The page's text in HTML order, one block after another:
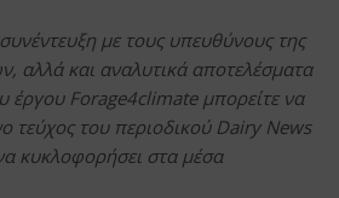
με τους υπευθύνους της
αλλά και αναλυτικά αποτελέσματα
έργου Forage4climate μπορείτε να
τεύχος του περιοδικού Dairy News
κυκλοφορήσει στα μέσα